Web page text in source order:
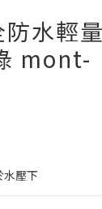
水輕量
mont-
水壓下